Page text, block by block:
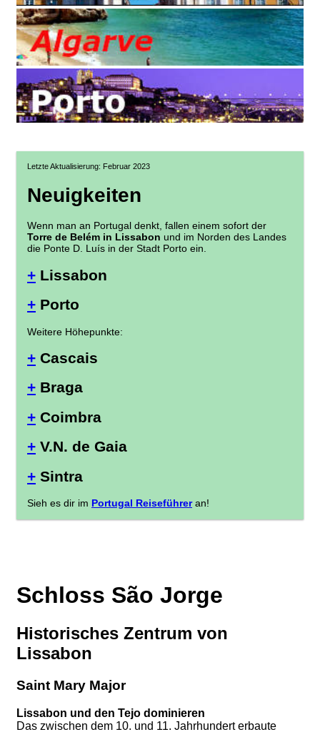
Letzte Aktualisierung: Februar 2023
Neuigkeiten
Wenn man an Portugal denkt, fallen einem sofort der
Torre de Belém in Lissabon und im Norden des Landes
die Ponte D. Luís in der Stadt Porto ein.
+ Lissabon
+ Porto
Weitere Höhepunkte:
+ Cascais
+ Braga
+ Coimbra
+ V.N. de Gaia
+ Sintra
Sieh es dir im Portugal Reiseführeran!
Schloss São Jorge
Historisches Zentrum von
Lissabon
Saint Mary Major
Lissabon und den Tejo dominieren
Das zwischen dem 10. und 11. Jahrhundert erbaute